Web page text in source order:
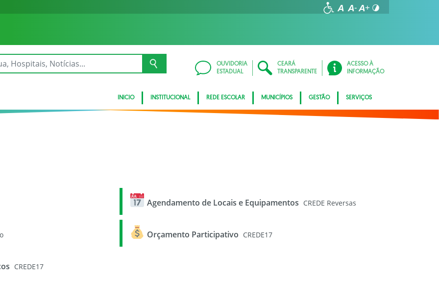
OUVIDORIA
ESTADUAL
CEARÁ
TRANSPARENTE
ACESSO À
INFORMAÇÃO
INICIO INSTITUCIONAL REDE ESCOLAR MUNICÍPIOS GESTÃO SERVIÇOS
Agendamento de Locais e Equipamentos CREDE Reversas
Orçamento Participativo CREDE17
CREDE17